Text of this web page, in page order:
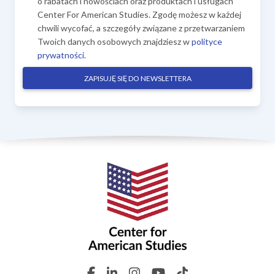
Center For American Studies. Zgodę możesz w każdej
chwili wycofać, a szczegóły związane z przetwarzaniem
Twoich danych osobowych znajdziesz wpolityce
prywatności.
ZAPISUJĘ SIĘ DO NEWSLETTERA